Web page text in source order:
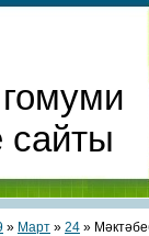
сайты
» Март » 24 »